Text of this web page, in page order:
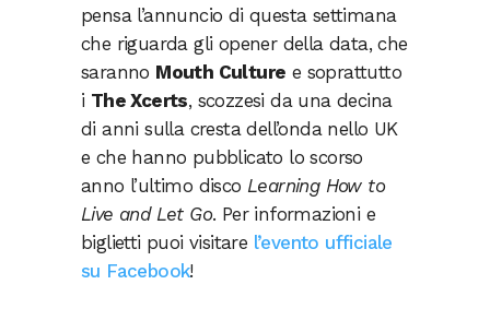
pensa l’annuncio di questa settimana
che riguarda gli opener della data, che
saranno Mouth Culture e soprattutto
i The Xcerts, scozzesi da una decina
di anni sulla cresta dell’onda nello UK
e che hanno pubblicato lo scorso
anno l’ultimo disco Learning How to
Live and Let Go. Per informazioni e
biglietti puoi visitare l’evento ufficiale
su Facebook!